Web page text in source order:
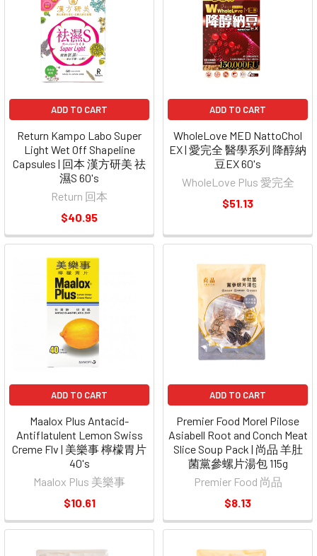
ADD TO CART
Return Kampo Labo Super
Light Wet Off Shapeline
Capsules | 回本 漢方研美 祛
濕S 60's
Return 回本
$40.95
ADD TO CART
WholeLove MED NattoChol
EX | 愛完全 醫學系列 降醇納
豆EX 60's
WholeLove Plus 愛完全
$51.13
ADD TO CART
Maalox Plus Antacid-
Antiflatulent Lemon Swiss
Creme Flv | 美樂事 檸檬胃片
40's
Maalox Plus 美樂事
$10.61
ADD TO CART
Premier Food Morel Pilose
Asiabell Root and Conch Meat
Slice Soup Pack | 尚品 羊肚
菌黨參螺片湯包 115g
Premier Food 尚品
$8.13